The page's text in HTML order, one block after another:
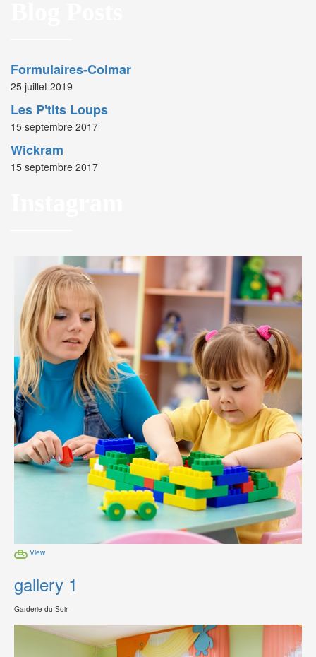
Formulaires-Colmar
25 juillet 2019
Les P'tits Loups
15 septembre 2017
Wickram
15 septembre 2017
View
gallery 1
Garderie du Soir